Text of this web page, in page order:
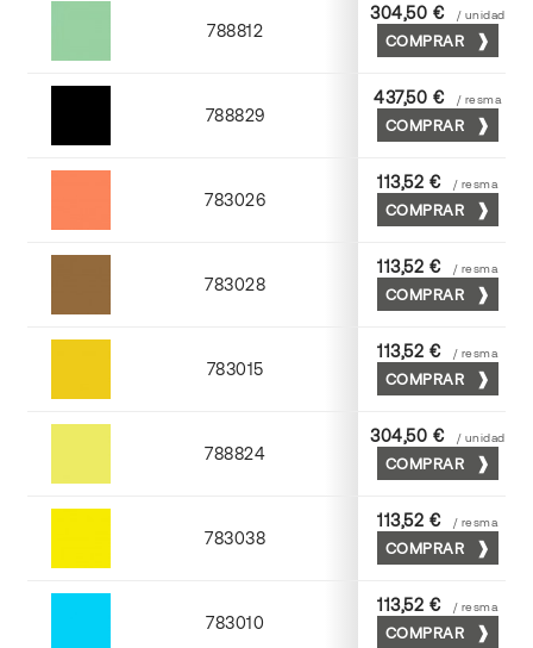
788812
Nilo
304,50 € / unidad
COMPRAR
788829
Negro
437,50 € / resma
COMPRAR
783026
Palosanto
113,52 € / resma
COMPRAR
783028
Tabaco
113,52 € / resma
COMPRAR
783015
Golden
113,52 € / resma
COMPRAR
788824
Cromo
304,50 € / unidad
COMPRAR
783038
Yema
113,52 € / resma
COMPRAR
783010
Mediterraneo
113,52 € / resma
COMPRAR